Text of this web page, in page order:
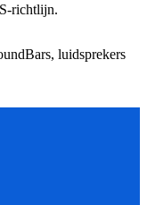
richtlijn.
luidsprekers